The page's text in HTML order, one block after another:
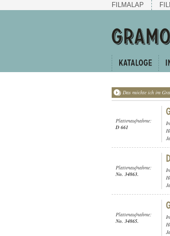
FILMALAP
Das möchte ich im
Plattenaufnahme:
D 661
Plattenaufnahme:
No. 34863.
Plattenaufnahme:
No. 34865.